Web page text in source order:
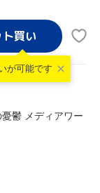
が可能です
鬱 メディアワー